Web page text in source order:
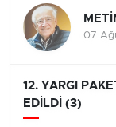
07
12. YARGI
EDİLDİ (3)